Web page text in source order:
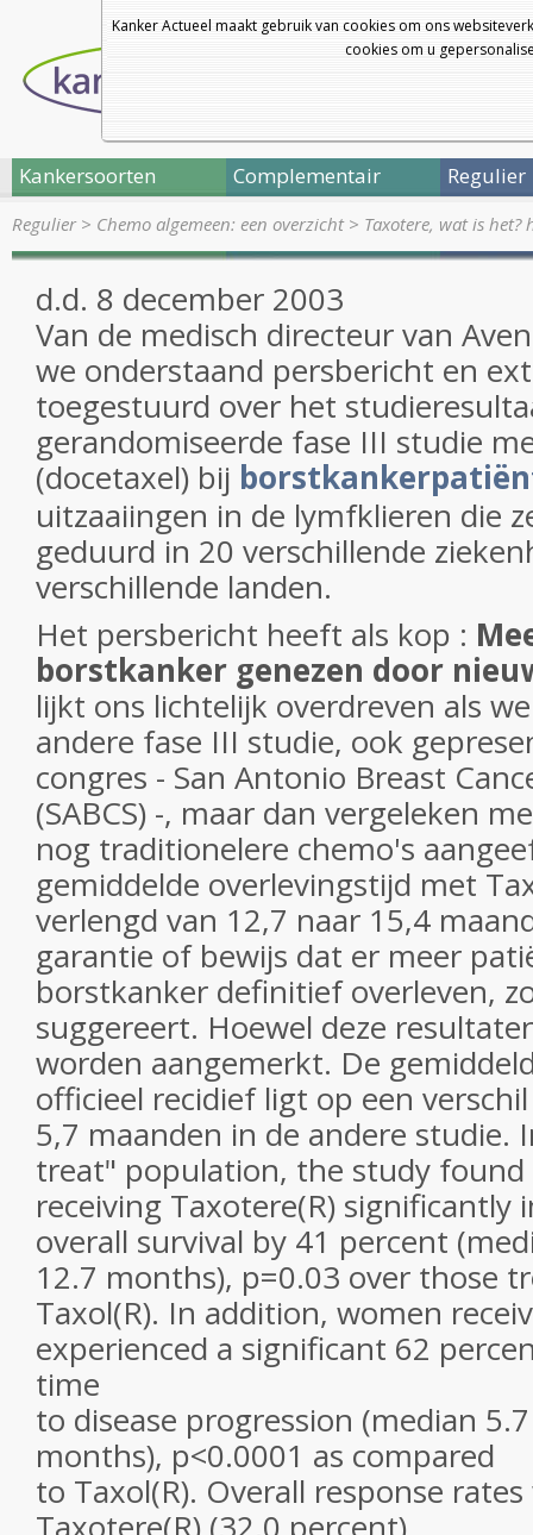
Kanker Actueel maakt gebruik van cookies om ons
cookies om u
Kankersoorten Complementair Regulier
Regulier> Chemo algemeen: een overzicht> Taxotere, wat is het?
d.d. 8 december 2003
Van de medisch directeur van
we onderstaand persbericht en
toegestuurd over het
gerandomiseerde fase III studie
(docetaxel) bij
uitzaaiingen in de lymfklieren die
geduurd in 20 verschillende
verschillende landen.
Het persbericht heeft als kop :
borstkanker genezen door
lijkt ons lichtelijk overdreven als
andere fase III studie, ook
congres - San Antonio Breast
(SABCS) -, maar dan vergeleken
nog traditionelere chemo's
gemiddelde overlevingstijd met
verlengd van 12,7 naar 15,4
garantie of bewijs dat er meer
borstkanker definitief overleven,
suggereert. Hoewel deze
worden aangemerkt. De
officieel recidief ligt op een
5,7 maanden in de andere
treat" population, the study
receiving Taxotere(R) significantly
overall survival by 41 percent
12.7 months), p=0.03 over those
Taxol(R). In addition, women
experienced a significant 62
time
to disease progression (median
months), p<0.0001 as compared
to Taxol(R). Overall response